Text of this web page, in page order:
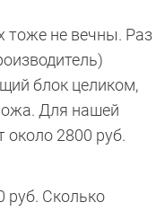
тоже не вечны. Раз
блок целиком,
Для нашей
около 2800 руб.
руб. Сколько